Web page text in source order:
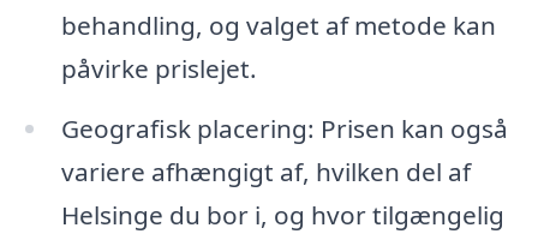
behandling, og valget af metode kan
påvirke prislejet.
Geografisk placering: Prisen kan også
variere afhængigt af, hvilken del af
Helsinge du bor i, og hvor tilgængelig